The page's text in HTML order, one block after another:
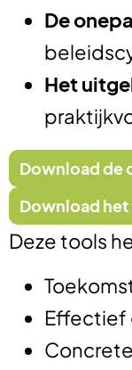
De
Het
Download de
Download
Deze tools
Effectief